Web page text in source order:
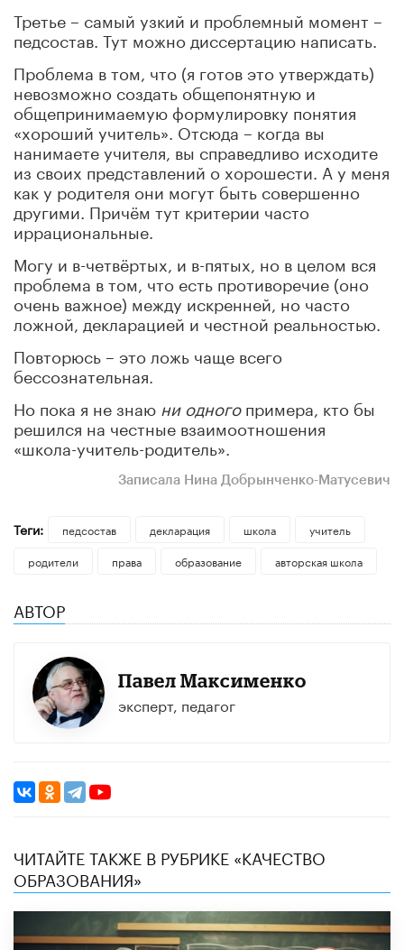
Третье – самый узкий и проблемный момент –
педсостав. Тут можно диссертацию написать.
Проблема в том, что (я готов это утверждать)
невозможно создать общепонятную и
общепринимаемую формулировку понятия
«хороший учитель». Отсюда – когда вы
нанимаете учителя, вы справедливо исходите
из своих представлений о хорошести. А у меня
как у родителя они могут быть совершенно
другими. Причём тут критерии часто
иррациональные.
Могу и в-четвёртых, и в-пятых, но в целом вся
проблема в том, что есть противоречие (оно
очень важное) между искренней, но часто
ложной, декларацией и честной реальностью.
Повторюсь – это ложь чаще всего
бессознательная.
Но пока я не знаю ни одногопримера, кто бы
решился на честные взаимоотношения
«школа-учитель-родитель».
Записала Нина Добрынченко-Матусевич
Теги: педсостав декларация школа
учитель
родители
права образование авторская школа
АВТОР
Павел Максименко
эксперт, педагог
ЧИТАЙТЕ ТАКЖЕ В РУБРИКЕ «КАЧЕСТВО
ОБРАЗОВАНИЯ»